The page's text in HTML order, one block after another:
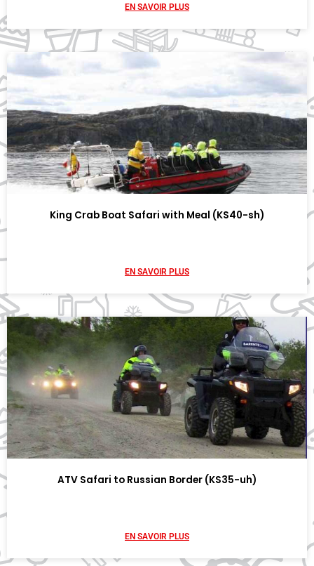
EN SAVOIR PLUS
King Crab Boat Safari with Meal (KS40-sh)
EN SAVOIR PLUS
ATV Safari to Russian Border (KS35-uh)
EN SAVOIR PLUS